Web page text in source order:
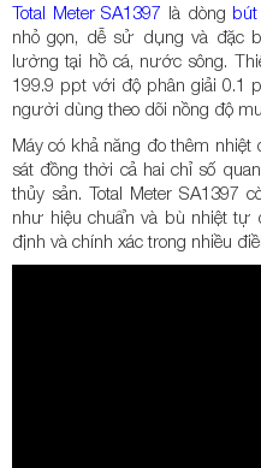
Total Meter SA1397 là dòng
nhỏ gọn, dễ sử dụng và đặc
lường tại hồ cá, nước sông.
199.9 ppt với độ phân giải 0.1
người dùng theo dõi nồng độ
Máy có khả năng đo thêm
sát đồng thời cả hai chỉ số
thủy sản. Total Meter SA1397
như hiệu chuẩn và bù nhiệt tự
định và chính xác trong nhiều